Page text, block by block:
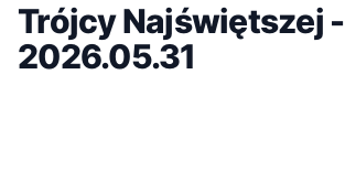
Trójcy Najświętszej -
2026.05.31